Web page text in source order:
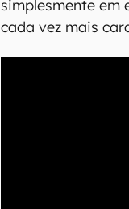
simplesmente em
cada vez mais